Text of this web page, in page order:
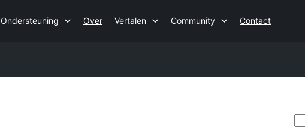
Ondersteuning Over Vertalen Community Contact